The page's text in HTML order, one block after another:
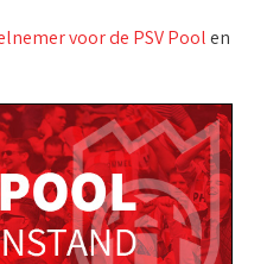
voor de PSV Poolen